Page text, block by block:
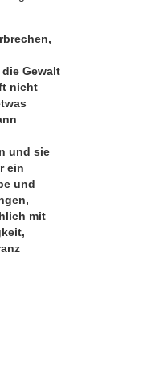
Gewalt
nicht
und sie
ein
und
mit